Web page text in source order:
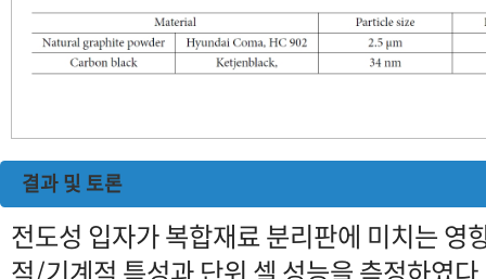
결과 및 토론
전도성 입자가 복합재료 분리판에 미치는 영
적/기계적 특성과 단위 셀 성능을 측정하였